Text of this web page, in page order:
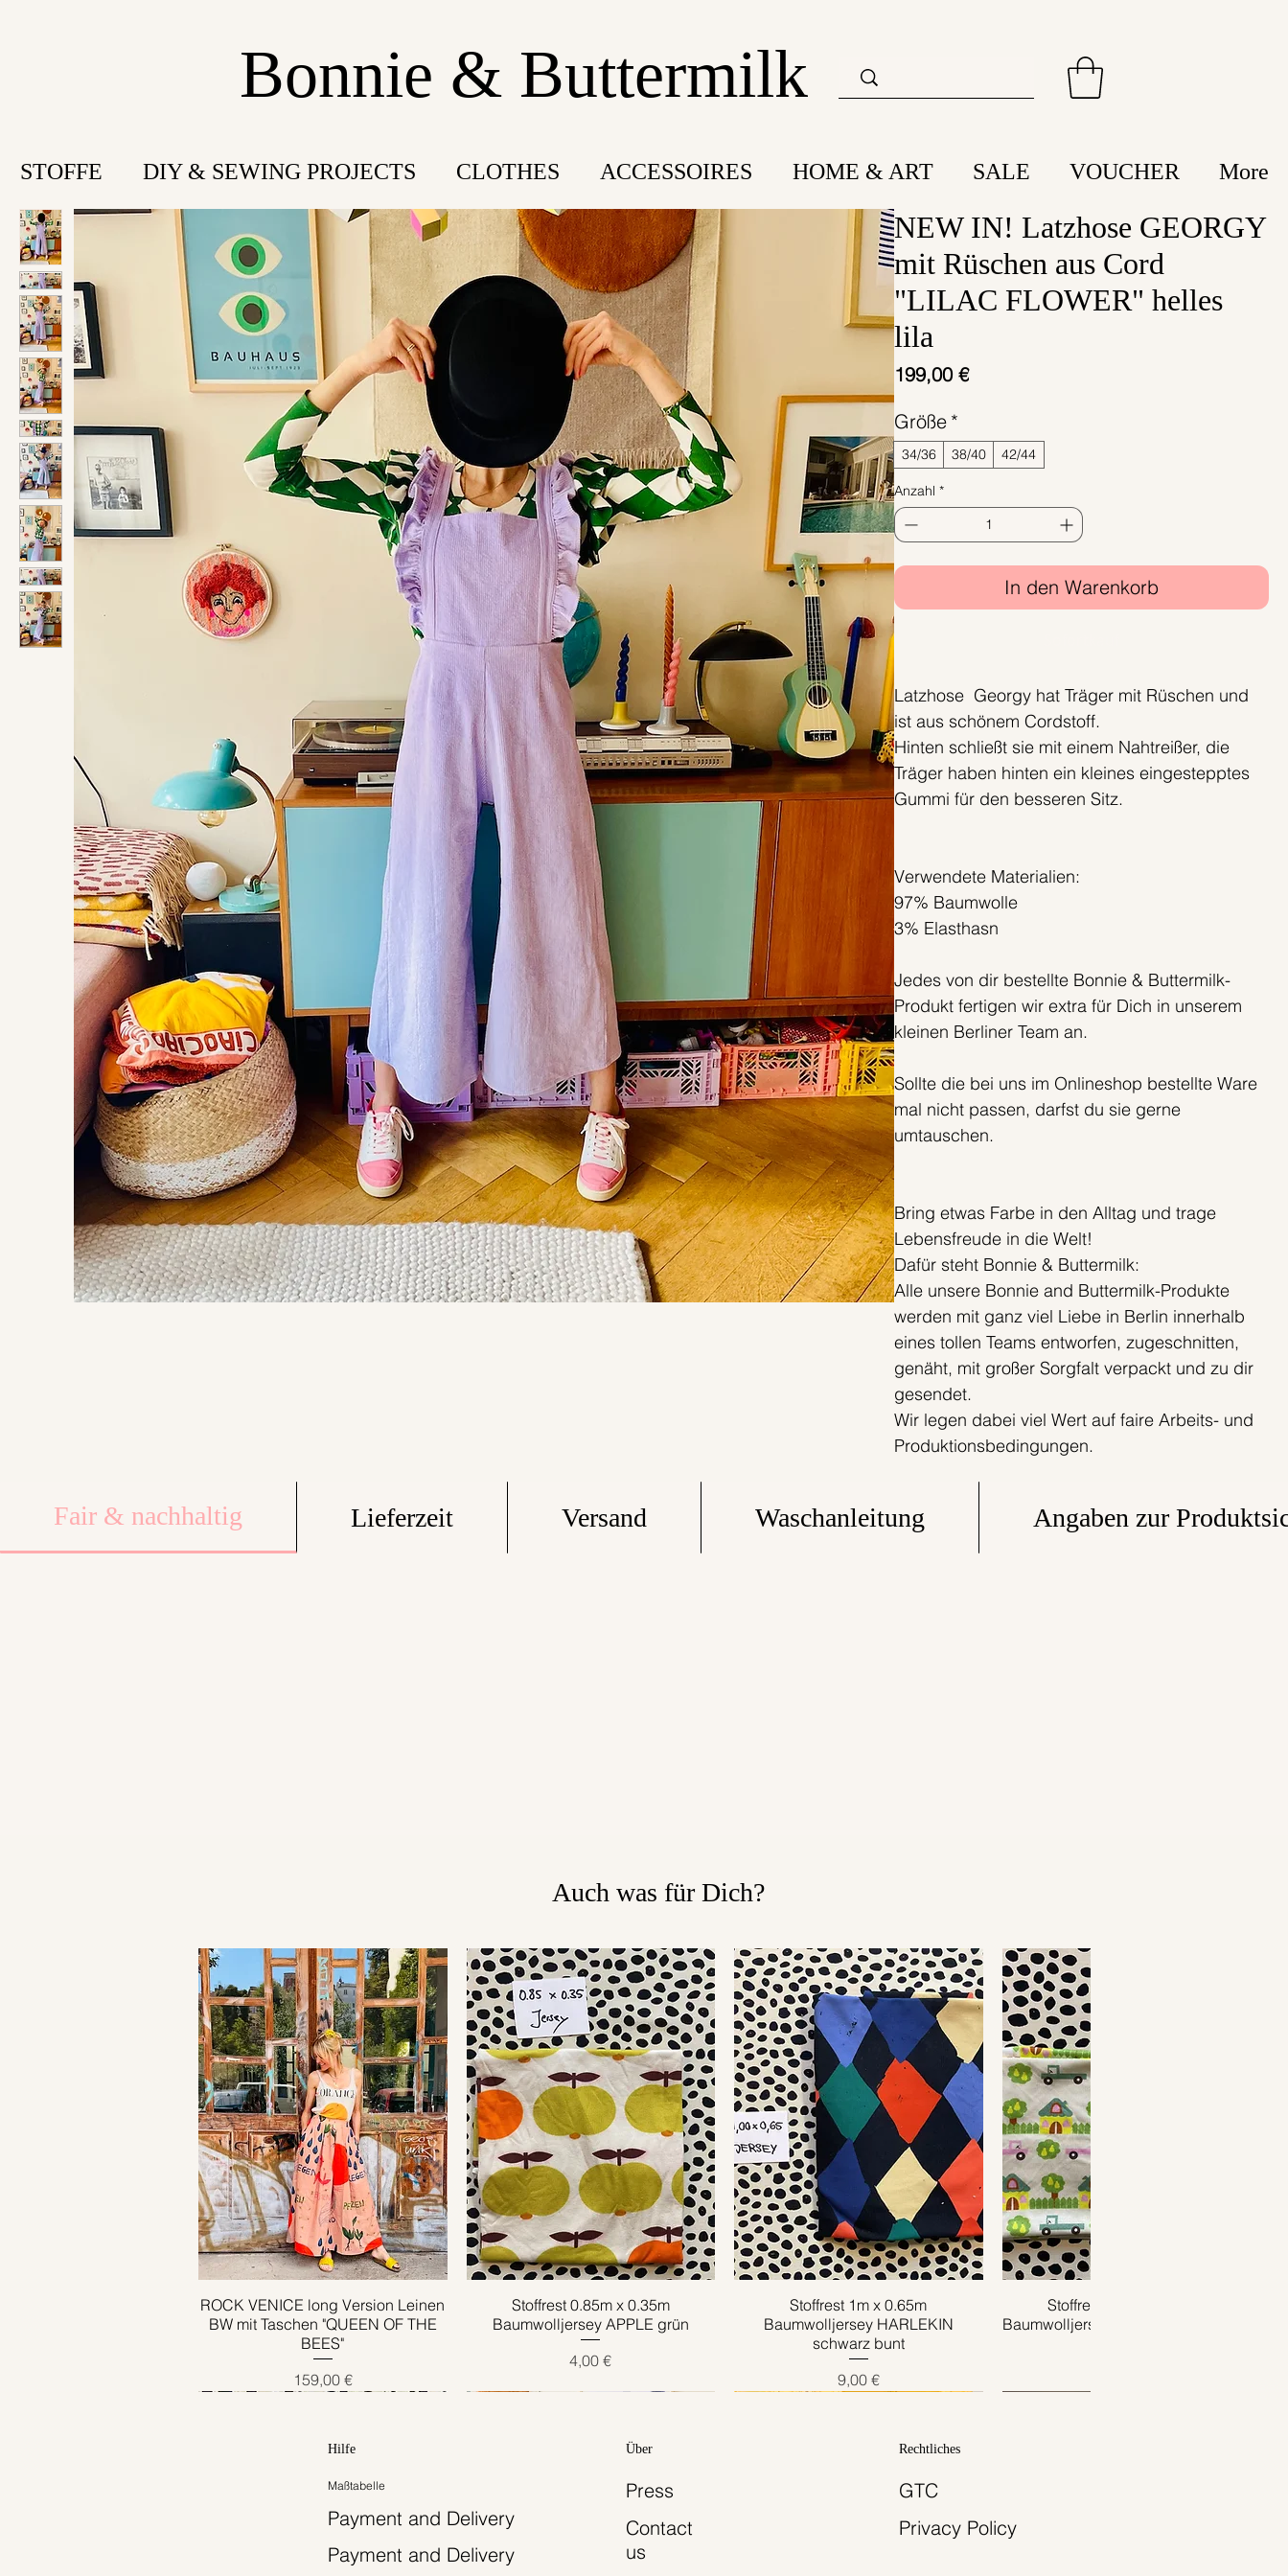
Bonnie & Buttermilk
STOFFE DIY & SEWING PROJECTS CLOTHES ACCESSOIRES HOME & ART SALE VOUCHER More
NEW IN! Latzhose GEORGY
mit Rüschen aus Cord
"LILAC FLOWER" helles
lila
199,00 €Preis
Größe *
34/36 38/40 42/44
Anzahl *
In den Warenkorb
Latzhose Georgy hat Träger mit Rüschen und
ist aus schönem Cordstoff.
Hinten schließt sie mit einem Nahtreißer, die
Träger haben hinten ein kleines eingestepptes
Gummi für den besseren Sitz.
Verwendete Materialien:
97% Baumwolle
3% Elasthasn
Jedes von dir bestellte Bonnie & Buttermilk-
Produkt fertigen wir extra für Dich in unserem
kleinen Berliner Team an.
Sollte die bei uns im Onlineshop bestellte Ware
mal nicht passen, darfst du sie gerne
umtauschen.
Bring etwas Farbe in den Alltag und trage
Lebensfreude in die Welt!
Dafür steht Bonnie & Buttermilk:
Alle unsere Bonnie and Buttermilk-Produkte
werden mit ganz viel Liebe in Berlin innerhalb
eines tollen Teams entworfen, zugeschnitten,
genäht, mit großer Sorgfalt verpackt und zu dir
gesendet.
Wir legen dabei viel Wert auf faire Arbeits- und
Produktionsbedingungen.
Fair & nachhaltig Lieferzeit Versand Waschanleitung Angaben zur
Auch was für Dich?
Schnellansicht
ROCK VENICE long Version Leinen
BW mit Taschen "QUEEN OF THE
BEES"
Preis
159,00 €
Schnellansicht
Stoffrest 0.85m x 0.35m
Baumwolljersey APPLE grün
Preis
4,00 €
Schnellansicht
Stoffrest 1m x 0.65m
Baumwolljersey HARLEKIN
schwarz bunt
Preis
9,00 €
Schnellansicht
Stoffrest 0.40m x 0.75m
Baumwolljersey TRUCK creme grün
Hilfe
Maßtabelle
Payment and Delivery
Payment and Delivery
Über
Press
Contact
us
Rechtliches
GTC
Privacy Policy